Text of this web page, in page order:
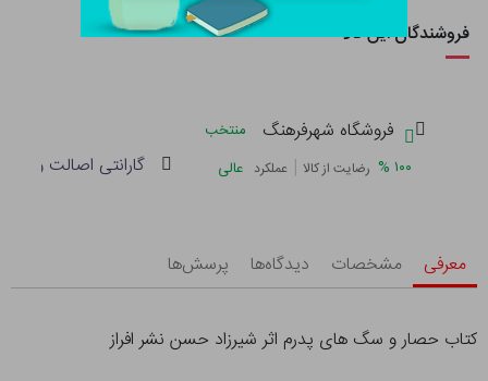
فروشندگان این کالا
فروشگاه شهرفرهنگ
منتخب
۱۰۰ % رضایت از کالا | عملکرد عالی گارانتی اصالت و
معرفی مشخصات دیدگاه‌ها پرسش‌ها
کتاب حصار و سگ های پدرم اثر شیرزاد حسن نشر افراز